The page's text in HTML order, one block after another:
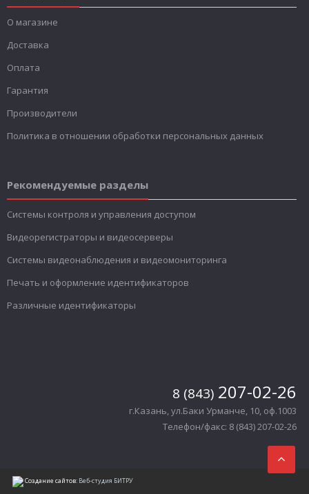
О магазине
Доставка
Оплата
Гарантия
Производители
Политика в отношении обработки персональных данных
Рекомендуемые разделы
Системы контроля и управления доступом
Видеорегистраторы и видеосерверы
Системы видеонаблюдения и видеомониторинга
Печать и оформление идентификаторов
Различные идентификаторы
8 (843) 207-02-26
г.Казань, ул.Баки Урманче, 10, оф.1003
Телефон/факс: 8 (843) 207-02-26
Создание сайтов: Веб-студия БИТРУ